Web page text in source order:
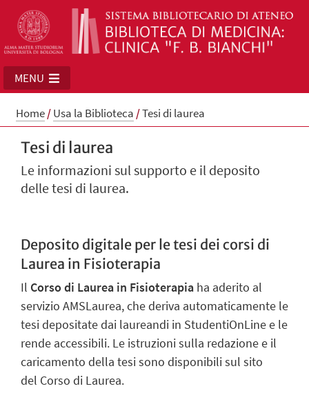
MENU
Home/Usa la Biblioteca /Tesi di laurea
Tesi di laurea
Le informazioni sul supporto e il deposito
delle tesi di laurea.
Deposito digitale per le tesi dei corsi di
Laurea in Fisioterapia
Il Corso di Laurea in Fisioterapia ha aderito al
servizio AMSLaurea, che deriva automaticamente le
tesi depositate dai laureandi in StudentiOnLine e le
rende accessibili. Le istruzioni sulla redazione e il
caricamento della tesi sono disponibili sul sito
del Corso di Laurea.